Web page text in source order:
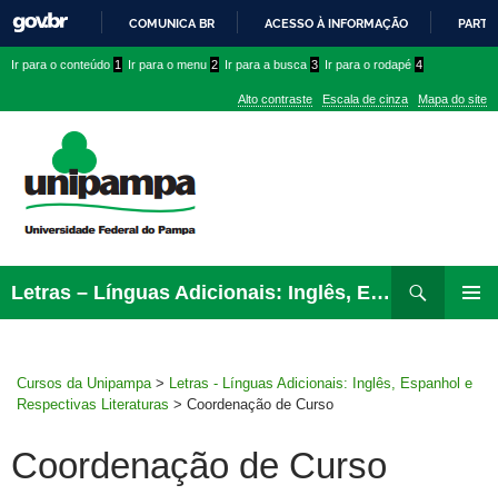
PARA
CONTEÚDO
COMUNICA BR ACESSO À INFORMAÇÃO
conteúdo
menu
superior
menu
Ir para o conteúdo 1 Ir para o menu 2 Ir para a busca 3 Ir para o rodapé 4
Alto contraste Escala de cinza Mapa do site
Letras – Línguas Adicionais: Inglês, Espanhol e Respectivas Literaturas
para
Cursos da Unipampa > Letras - Línguas Adicionais: Inglês, Espanhol e
Respectivas Literaturas > Coordenação de Curso
Coordenação de Curso